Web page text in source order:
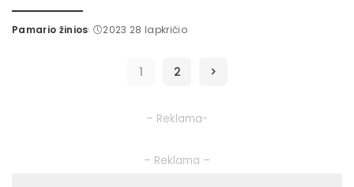
Posted
Pamario žinios 2023 28 lapkričio
1 2
– Reklama-
– Reklama –